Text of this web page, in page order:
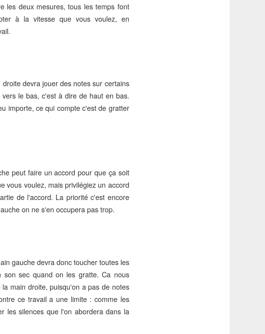
les deux mesures, tous les temps font
à la vitesse que vous voulez, en
devra jouer des notes sur certains
le bas, c'est à dire de haut en bas.
importe, ce qui compte c'est de gratter
peut faire un accord pour que ça soit
vous voulez, mais privilégiez un accord
de l'accord. La priorité c'est encore
on ne s'en occupera pas trop.
gauche devra donc toucher toutes les
sec quand on les gratte. Ca nous
main droite, puisqu'on a pas de notes
ce travail a une limite : comme les
les silences que l'on abordera dans la